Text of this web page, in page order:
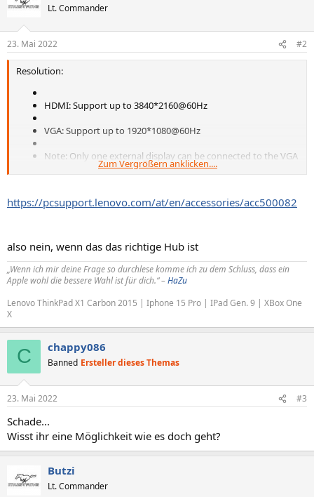
Lt. Commander
23. Mai 2022 #2
Resolution:
HDMI: Support up to 3840*2160@60Hz
VGA: Support up to 1920*1080@60Hz
Note: Only one external display can be connected to the VGA
or HDMI connector on the hub at one time
Zum Vergrößern anklicken....
https://pcsupport.lenovo.com/at/en/accessories/acc500082
also nein, wenn das das richtige Hub ist
„Wenn ich mir deine Frage so durchlese komme ich zu dem Schluss, dass ein
Apple wohl die bessere Wahl ist für dich.“ –HaZu
Lenovo ThinkPad X1 Carbon 2015 | Iphone 15 Pro | IPad Gen. 9 | XBox One
X
C chappy086
Banned Ersteller dieses Themas
23. Mai 2022 #3
Schade...
Wisst ihr eine Möglichkeit wie es doch geht?
Butzi
Lt. Commander